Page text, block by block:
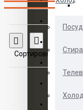
Сортировка: